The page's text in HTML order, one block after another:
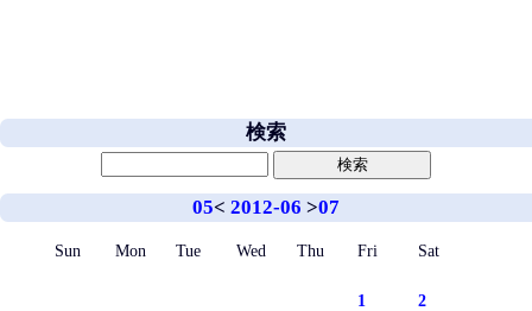
検索
05< 2012-06 >07
Sun Mon Tue Wed Thu Fri Sat
1 2